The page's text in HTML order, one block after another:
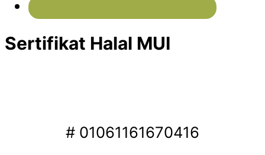
Sertifikat Halal MUI
# 01061161670416